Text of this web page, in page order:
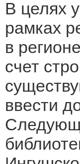
В целях
рамках
в
счет
ввести